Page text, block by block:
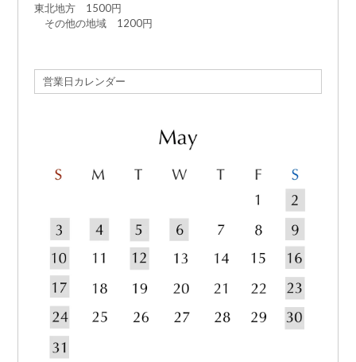
東北地方 1500円
その他の地域 1200円
営業日カレンダー